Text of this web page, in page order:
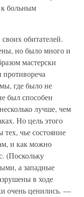
к больным
обитателей.
но было много и
мастерски
где было не
был способен
лучше, чем
Но цель этого
чье состояние
и как можно
(Поскольку
а западные
в ходе
очень ценились. —